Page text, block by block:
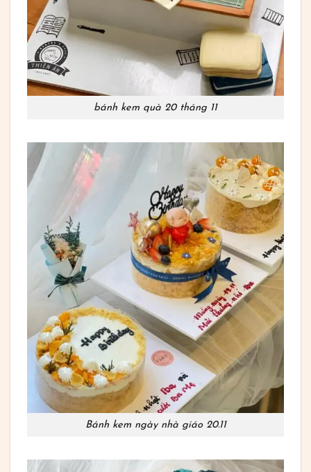
bánh kem quà 20 tháng 11
Bánh kem ngày nhà giáo 20.11